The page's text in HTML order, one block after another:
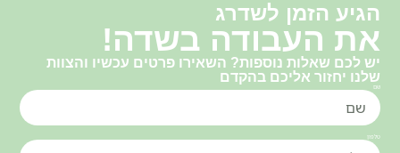
הגיע הזמן לשדרג
את העבודה בשדה!
יש לכם שאלות נוספות? השאירו פרטים עכשיו והצוות
שלנו יחזור אליכם בהקדם
שם
טלפון